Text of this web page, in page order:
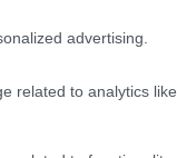
advertising.
related to analytics
contenenti le